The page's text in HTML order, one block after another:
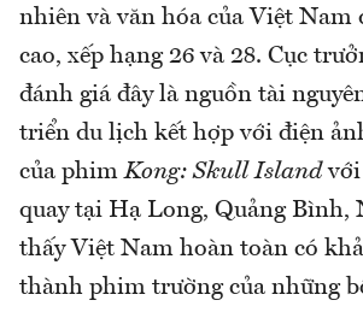
nhiên và văn hóa của Việt Nam
cao, xếp hạng 26 và 28. Cục
đánh giá đây là nguồn tài
triển du lịch kết hợp với điện
của phimKong: Skull Islandvới
quay tại Hạ Long, Quảng Bình,
thấy Việt Nam hoàn toàn có
thành phim trường của những